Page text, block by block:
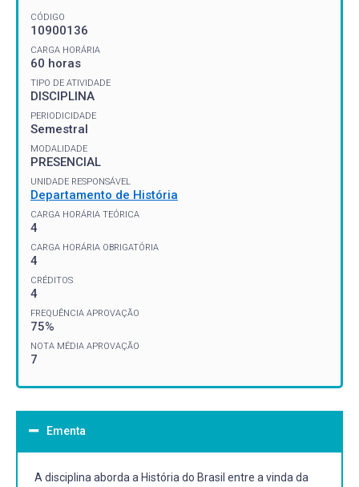
CÓDIGO
10900136
CARGA HORÁRIA
60 horas
TIPO DE ATIVIDADE
DISCIPLINA
PERIODICIDADE
Semestral
MODALIDADE
PRESENCIAL
UNIDADE RESPONSÁVEL
Departamento de História
CARGA HORÁRIA TEÓRICA
4
CARGA HORÁRIA OBRIGATÓRIA
4
CRÉDITOS
4
FREQUÊNCIA APROVAÇÃO
75%
NOTA MÉDIA APROVAÇÃO
7
Ementa
A disciplina aborda a História do Brasil entre a vinda da